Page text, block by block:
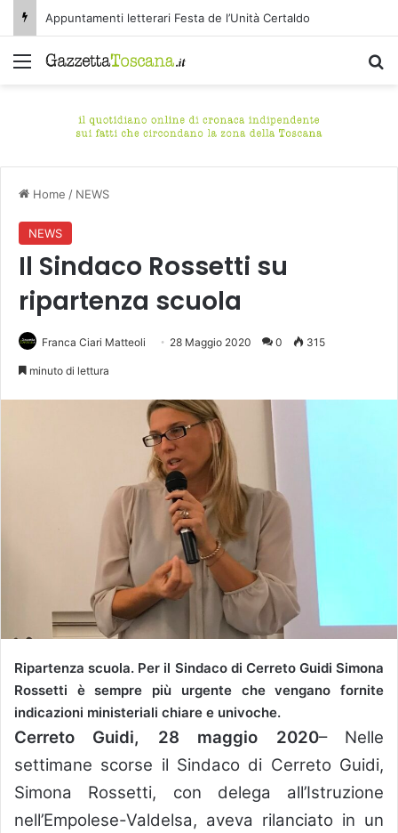
Appuntamenti letterari Festa de l’Unità Certaldo
Menu
Home / NEWS
NEWS
Il Sindaco Rossetti su
ripartenza scuola
Franca Ciari Matteoli 28 Maggio 2020 0 315
minuto di lettura
Ripartenza scuola. Per il Sindaco di Cerreto Guidi Simona
Rossetti è sempre più urgente che vengano fornite
indicazioni ministeriali chiare e univoche.
Cerreto Guidi, 28 maggio 2020– Nelle
settimane scorse il Sindaco di Cerreto Guidi,
Simona Rossetti, con delega all’Istruzione
nell’Empolese-Valdelsa, aveva rilanciato in un